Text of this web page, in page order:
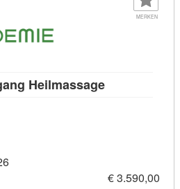
MERKEN
HeilmassageKursdetail:
€ 3.590,00